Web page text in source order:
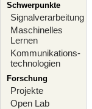
Schwerpunkte
Signalverarbeitung
Maschinelles
Lernen
Kommunikations-
technologien
Forschung
Projekte
Open Lab